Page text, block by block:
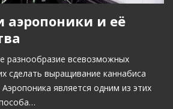
аэропоники и её
разнообразие всевозможных
сделать выращивание каннабиса
является одним из этих